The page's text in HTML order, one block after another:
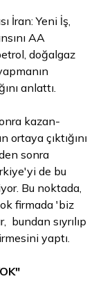
İran: Yeni İş,
AA
doğalgaz
anlattı.
kazan-
çıktığını
sonra
de bu
Bu noktada,
firmada 'biz
bundan sıyrılıp
yaptı.